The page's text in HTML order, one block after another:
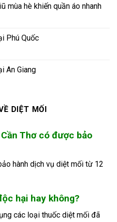
mùa hè khiến quần áo nhanh
Phú Quốc
An Giang
DIỆT MỐI
Thơ có được bảo
hành dịch vụ diệt mối từ 12
hại hay không?
các loại thuốc diệt mối đã